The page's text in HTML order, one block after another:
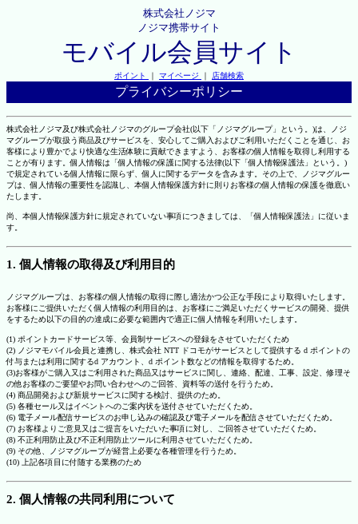
株式会社ノジマ
ノジマ携帯サイト
モバイル会員サイト
ポイント ｜ マイページ ｜ 店舗検索
プライバシーポリシー
株式会社ノジマ及び株式会社ノジマのグループ会社(以下「ノジマグループ」という。)は、ノジ
マグループが取扱う商品及びサービスを、安心してご購入およびご利用いただくことを通じ、お
客様により豊かでより快適な生活体験に貢献できますよう、お客様の個人情報を取得し利用する
ことが有ります。個人情報は「個人情報の保護に関する法律(以下「個人情報保護法」という。)
で規定されている個人情報に限らず、個人に関するデータを含みます。その上で、ノジマグルー
プは、個人情報の重要性を認識し、本個人情報保護方針に則りお客様の個人情報の保護を徹底い
たします。
尚、本個人情報保護方針に規定されていない事項につきましては、「個人情報保護法」に従いま
す。
1. 個人情報の取得及び利用目的
ノジマグループは、お客様の個人情報の取得に際し適法かつ公正な手段により取得いたします。
お客様にご提供いただく個人情報の利用目的は、お客様にご満足いただくサービスの開発、提供
をするため以下の目的の達成に必要な範囲内で適正に個人情報を利用いたします。
(1) ポイントカードサービス等、会員制サービスへの登録をさせていただくため
(2) ノジマモバイル会員と連携し、株式会社 NTT ドコモがサービスとして提供する d ポイントの
付与または利用に関するd アカウント、d ポイント数などの情報を取得するため。
(3)お客様がご購入又はご利用された商品又はサービスに関し、連絡、配達、工事、設定、修理そ
の他お客様のご要望やお問い合わせへのご回答、資料等の送付を行うため。
(4) 商品開発および新規サービスに関する検討、提供のため。
(5) 各種セール又はイベントへのご案内状を送付させていただくため。
(6) 電子メール配信サービスのお申し込みの確認及び電子メールを配信させていただくため。
(7) お客様よりご意見又はご提言をいただいた事項に対し、ご回答させていただくため。
(8) 不正利用防止及び不正利用防止ツールに利用させていただくため。
(9) その他、ノジマグループが経営上必要な各種管理を行うため。
(10) 上記各項目に付随する業務のため
2. 個人情報の共同利用について